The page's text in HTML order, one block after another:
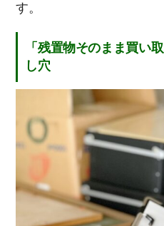
す。
「残置物そのまま買い
し穴